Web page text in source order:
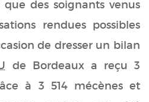
des soignants venus
rendues possibles
de dresser un bilan
de Bordeaux a reçu 3
à 3 514 mécènes et